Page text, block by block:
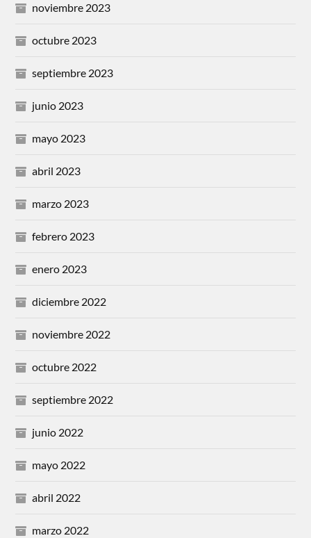
noviembre 2023
octubre 2023
septiembre 2023
junio 2023
mayo 2023
abril 2023
marzo 2023
febrero 2023
enero 2023
diciembre 2022
noviembre 2022
octubre 2022
septiembre 2022
junio 2022
mayo 2022
abril 2022
marzo 2022